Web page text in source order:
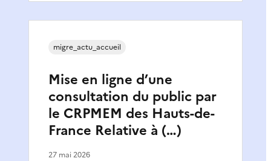
Mise en ligne d’une
consultation du public par
le CRPMEM des Hauts-de-
France Relative à (…)
migre_actu_accueil
27 mai 2026